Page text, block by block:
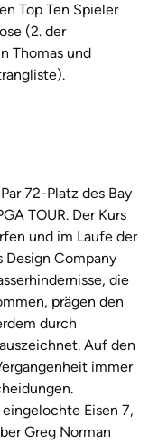
Top Ten Spieler
(2. der
Thomas und
72-Platz des Bay
TOUR. Der Kurs
und im Laufe der
Design Company
die
prägen den
durch
Auf den
immer
Eisen 7,
Greg Norman